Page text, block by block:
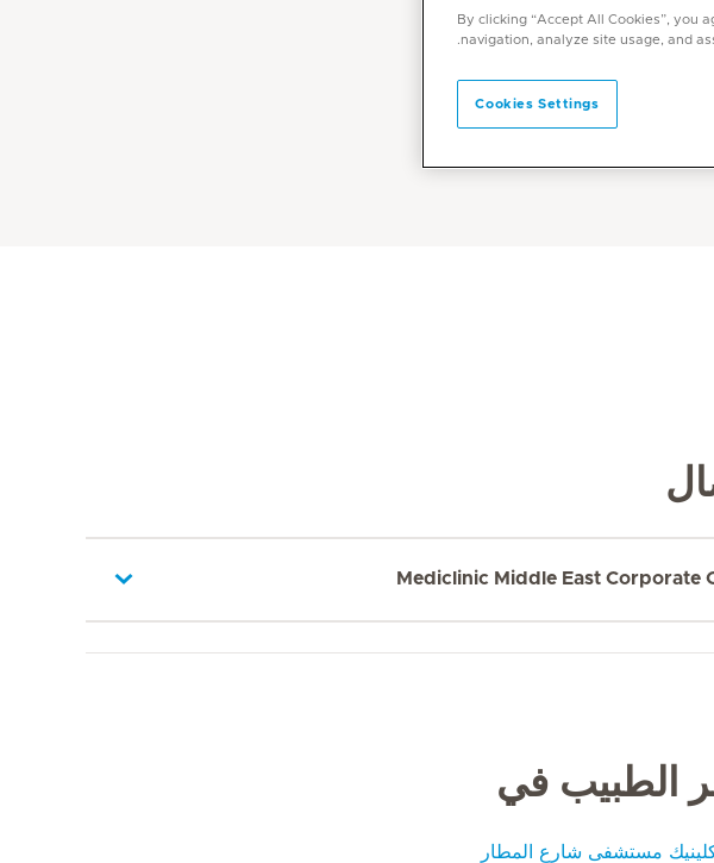
Mediclinic Middle East Corporate
الطبيب في
مستشفى شارع المطار
By clicking “Accept All Cookies”, you
navigation, analyze site usage, and
Cookies Settings